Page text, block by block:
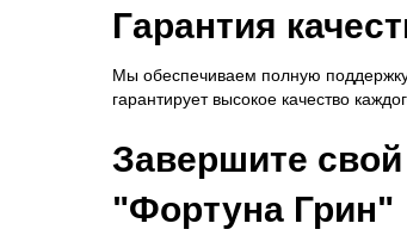
Гарантия
Мы обеспечиваем полную
гарантирует высокое качество
Завершите
"Фортуна Грин"